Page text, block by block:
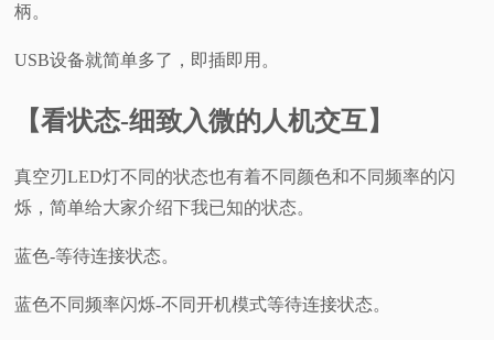
柄。
USB设备就简单多了，即插即用。
【看状态-细致入微的人机交互】
真空刃LED灯不同的状态也有着不同颜色和不同频率的闪
烁，简单给大家介绍下我已知的状态。
蓝色-等待连接状态。
蓝色不同频率闪烁-不同开机模式等待连接状态。